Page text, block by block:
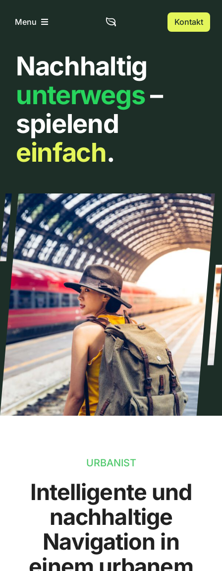
InhaltMenu
Home
Über uns
Urbanlist
Kontakt
Nachhaltig
unterwegs–
spielend
einfach.
URBANIST
Intelligente und
nachhaltige
Navigation in